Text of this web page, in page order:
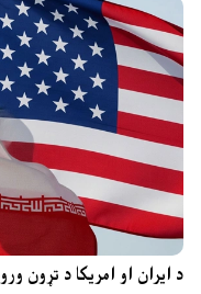
د ایران او امریکا د تړون